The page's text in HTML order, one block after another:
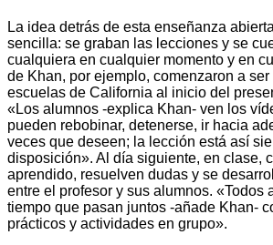
La idea detrás de esta enseñanza
sencilla: se graban las lecciones y se
cualquiera en cualquier momento y en
de Khan, por ejemplo, comenzaron a
escuelas de California al inicio del
«Los alumnos -explica Khan- ven los
pueden rebobinar, detenerse, ir hacia
veces que deseen; la lección está así
disposición». Al día siguiente, en clase,
aprendido, resuelven dudas y se
entre el profesor y sus alumnos. «Todos
tiempo que pasan juntos -añade Khan-
prácticos y actividades en grupo».